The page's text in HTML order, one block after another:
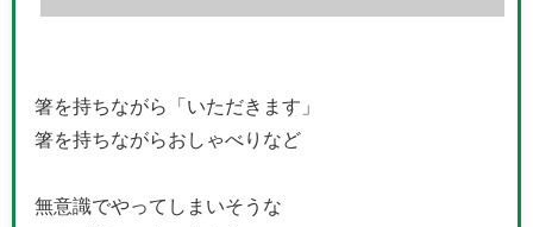
箸を持ちながら「いただきます」
箸を持ちながらおしゃべりなど
無意識でやってしまいそうな